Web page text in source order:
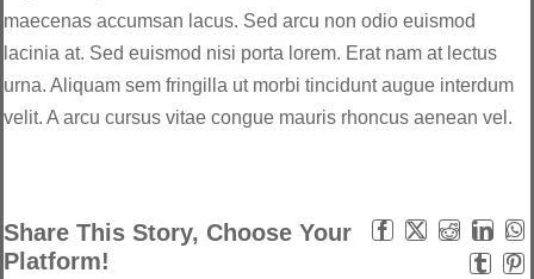
maecenas accumsan lacus. Sed arcu non odio euismod
lacinia at. Sed euismod nisi porta lorem. Erat nam at lectus
urna. Aliquam sem fringilla ut morbi tincidunt augue interdum
velit. A arcu cursus vitae congue mauris rhoncus aenean vel.
Share This Story, Choose Your
Platform!